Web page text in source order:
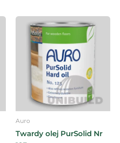
Auro
Twardy olej PurSolid Nr
cen:
97,55zł
do
1332,36zł
Ten
produkt
ma
wiele
Opcje
można
wybrać
produktu